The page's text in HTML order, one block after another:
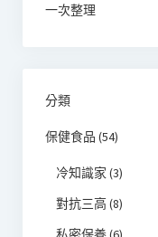
一次整理
分類
保健食品 (54)
冷知識家 (3)
對抗三高(8)